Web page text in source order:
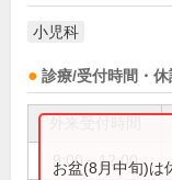
小児科
診療/受付時間・休
9:00～12:00
お盆(8月中旬)は